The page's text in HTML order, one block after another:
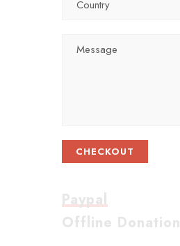
CHECKOUT
Paypal
Offline Donation